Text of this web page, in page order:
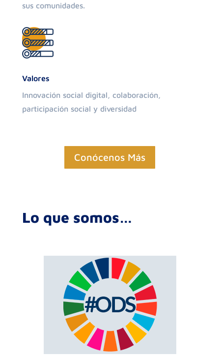
sus comunidades.
Valores
Innovación social digital, colaboración,
participación social y diversidad
Conócenos Más
Lo que somos…